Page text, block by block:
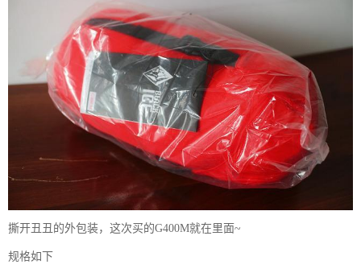
撕开丑丑的外包装，这次买的G400M就在里面~
规格如下